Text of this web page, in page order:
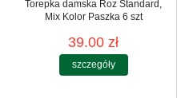
Torepka damska Roz Standard,
Mix Kolor Paszka 6 szt
39.00 zł
szczegóły